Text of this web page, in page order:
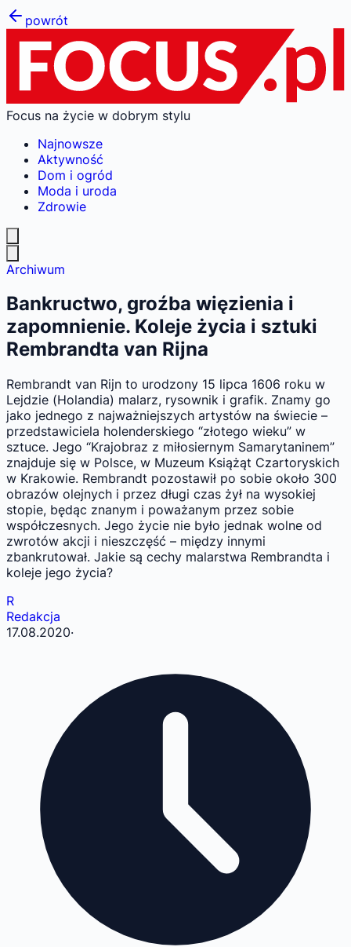
powrót
Focus na życie w dobrym stylu
Najnowsze
Aktywność
Dom i ogród
Moda i uroda
Zdrowie
Archiwum
Bankructwo, groźba więzienia i
zapomnienie. Koleje życia i sztuki
Rembrandta van Rijna
Rembrandt van Rijn to urodzony 15 lipca 1606 roku w
Lejdzie (Holandia) malarz, rysownik i grafik. Znamy go
jako jednego z najważniejszych artystów na świecie –
przedstawiciela holenderskiego “złotego wieku” w
sztuce. Jego “Krajobraz z miłosiernym Samarytaninem”
znajduje się w Polsce, w Muzeum Książąt Czartoryskich
w Krakowie. Rembrandt pozostawił po sobie około 300
obrazów olejnych i przez długi czas żył na wysokiej
stopie, będąc znanym i poważanym przez sobie
współczesnych. Jego życie nie było jednak wolne od
zwrotów akcji i nieszczęść – między innymi
zbankrutował. Jakie są cechy malarstwa Rembrandta i
koleje jego życia?
R
Redakcja
17.08.2020·